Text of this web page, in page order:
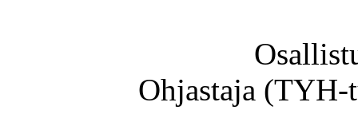
Ohjastaja